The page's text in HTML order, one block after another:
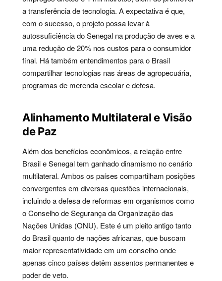
a transferência de tecnologia. A expectativa é que,
com o sucesso, o projeto possa levar à
autossuficiência do Senegal na produção de aves e a
uma redução de 20% nos custos para o consumidor
final. Há também entendimentos para o Brasil
compartilhar tecnologias nas áreas de agropecuária,
programas de merenda escolar e defesa.
Alinhamento Multilateral e Visão
de Paz
Além dos benefícios econômicos, a relação entre
Brasil e Senegal tem ganhado dinamismo no cenário
multilateral. Ambos os países compartilham posições
convergentes em diversas questões internacionais,
incluindo a defesa de reformas em organismos como
o Conselho de Segurança da Organização das
Nações Unidas (ONU). Este é um pleito antigo tanto
do Brasil quanto de nações africanas, que buscam
maior representatividade em um conselho onde
apenas cinco países detêm assentos permanentes e
poder de veto.